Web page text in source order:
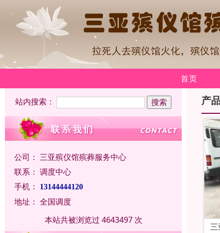
首页
站内搜索：
公司： 三亚殡仪馆殡葬服务中心
联系： 调度中心
手机：
13144444120
地址： 全国调度
本站共被浏览过 4643497 次
产
三